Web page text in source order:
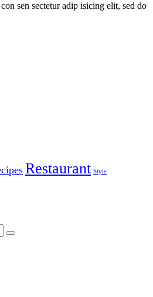
sen sectetur adip isicing elit, sed do
Restaurant Style